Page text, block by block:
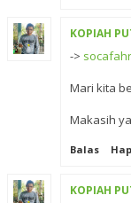
KOPIAH
->
Mari kita
Makasih
Balas
KOPIAH